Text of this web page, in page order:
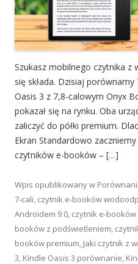
Szukasz mobilnego czytnika z
się składa. Dzisiaj
Oasis 3 z 7,8-calowym Onyx
pokazał się na rynku. Oba
zaliczyć do półki premium.
Ekran Standardowo
czytników e-booków – […]
Wpis opublikowany w
7-cali, czytnik e-booków
Androidem 9.0, czytnik e-
booków z podświetleniem,
booków premium, Jaki czytnik z
3, Kindle Oasis 3 porównanie,